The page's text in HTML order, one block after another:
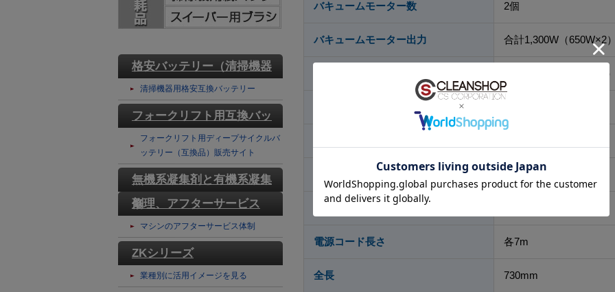
バキュームモーター数 2個
バキュームモーター出力 合計1,300W（650W×2
32.3kPa（3,300mmAq
40L
電源コード長さ 各7m
全長 730mm
格安バッテリー（清掃機器
用）
清掃機器用格安互換バッテリー
フォークリフト用互換バッ
テリー
フォークリフト用ディープサイクルバ
ッテリー（互換品）販売サイト
無機系凝集剤と有機系凝集
剤
修理、アフターサービス
マシンのアフターサービス体制
ZKシリーズ
業種別に活用イメージを見る